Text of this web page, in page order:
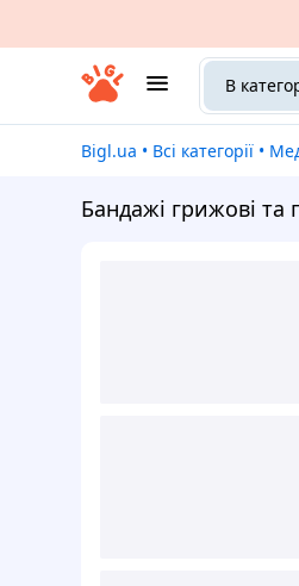
В
Bigl.ua • Всі категорії •
Бандажі грижові та